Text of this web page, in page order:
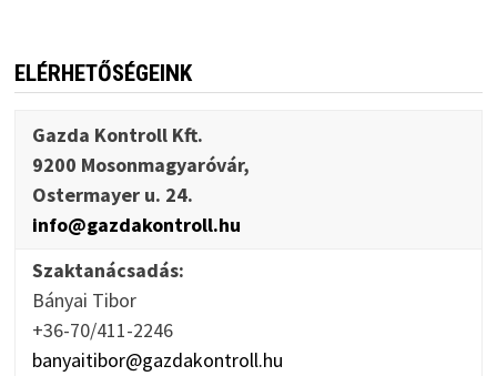
ELÉRHETŐSÉGEINK
Gazda Kontroll Kft.
9200 Mosonmagyaróvár,
Ostermayer u. 24.
info@gazdakontroll.hu
Szaktanácsadás:
Bányai Tibor
+36-70/411-2246
banyaitibor@gazdakontroll.hu